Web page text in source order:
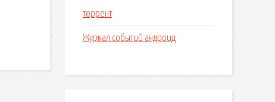
торрент
Журнал событий андроид